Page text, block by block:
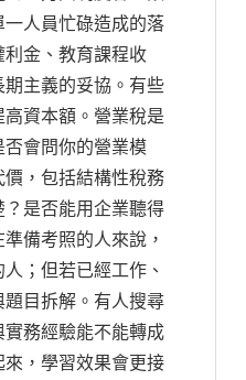
人員忙碌造成的落
金、教育課程收
主義的妥協。有些
資本額。營業稅是
會問你的營業模
，包括結構性稅務
是否能用企業聽得
備考照的人來說，
；但若已經工作、
目拆解。有人搜尋
務經驗能不能轉成
，學習效果會更接